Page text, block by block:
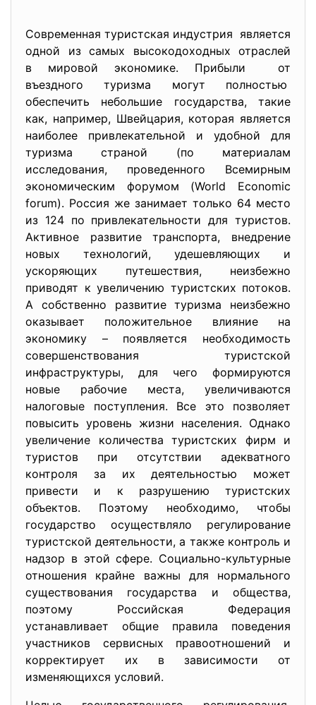
Современная туристская индустрия является
одной из самых высокодоходных отраслей
в мировой экономике. Прибыли от
въездного туризма могут полностью
обеспечить небольшие государства, такие
как, например, Швейцария, которая является
наиболее привлекательной и удобной для
туризма страной (по материалам
исследования, проведенного Всемирным
экономическим форумом (World Economic
forum). Россия же занимает только 64 место
из 124 по привлекательности для туристов.
Активное развитие транспорта, внедрение
новых технологий, удешевляющих и
ускоряющих путешествия, неизбежно
приводят к увеличению туристских потоков.
А собственно развитие туризма неизбежно
оказывает положительное влияние на
экономику – появляется необходимость
совершенствования туристской
инфраструктуры, для чего формируются
новые рабочие места, увеличиваются
налоговые поступления. Все это позволяет
повысить уровень жизни населения. Однако
увеличение количества туристских фирм и
туристов при отсутствии адекватного
контроля за их деятельностью может
привести и к разрушению туристских
объектов. Поэтому необходимо, чтобы
государство осуществляло регулирование
туристской деятельности, а также контроль и
надзор в этой сфере. Социально-культурные
отношения крайне важны для нормального
существования государства и общества,
поэтому Российская Федерация
устанавливает общие правила поведения
участников сервисных правоотношений и
корректирует их в зависимости от
изменяющихся условий.